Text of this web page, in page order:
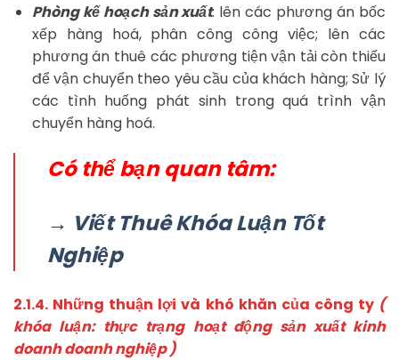
Phòng kế hoạch sản xuất: lên các phương án bốc
xếp hàng hoá, phân công công việc; lên các
phương án thuê các phương tiện vận tải còn thiếu
để vận chuyển theo yêu cầu của khách hàng; Sử lý
các tình huống phát sinh trong quá trình vận
chuyển hàng hoá.
Có thể bạn quan tâm:
→ Viết Thuê Khóa Luận Tốt
Nghiệp
2.1.4. Những thuận lợi và khó khăn của công ty(
khóa luận: thực trạng hoạt động sản xuất kinh
doanh doanh nghiệp )